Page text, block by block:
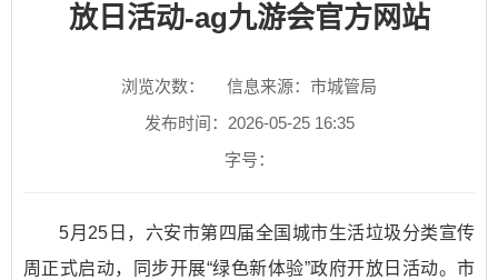
放日活动-ag九游会官方网站
浏览次数：
信息来源：市城管局
发布时间：2026-05-25 16:35
字号：
5月25日，六安市第四届全国城市生活垃圾分类宣传
周正式启动，同步开展“绿色新体验”政府开放日活动。市